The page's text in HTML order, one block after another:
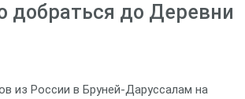
добраться до Деревни
из России в Бруней-Даруссалам на